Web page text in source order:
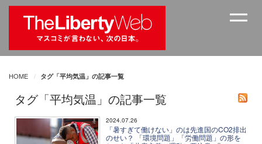
HOME タグ「平均気温」の記事一覧
タグ「平均気温」の記事一覧
2024.07.26
「暑すぎて働けない」のは先進国のCO2排出
のせい？ 「環境問題」「労働問題」の形を